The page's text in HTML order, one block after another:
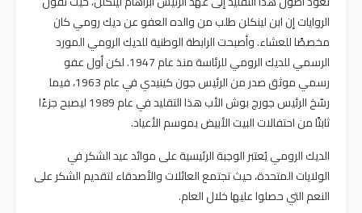
الروايات إن ابن لينكلن طلب من والده العفو عن ديك رومي كان
مخصصًا للعشاء. وأصبحت الرابطة الوطنية للديك الرومي المورد
الرسمي للديك الرومي للرئاسة منذ عام 1947. لكن أول عفو
رسمي موثق صدر من الرئيس جون كينيدي في عام 1963، فيما
رسّخ الرئيس جورج بوش الأب هذا التقليد في عام 1989 ليصبح جزءًا
ثابتًا من احتفالات البيت الأبيض بموسم الأعياد.
الديك الرومي يُعتبر الوجبة الرئيسية على موائد عيد الشكر في
الولايات المتحدة، حيث تجتمع العائلات والأصدقاء لتقديم الشكر على
النعم التي حصلوا عليها خلال العام.